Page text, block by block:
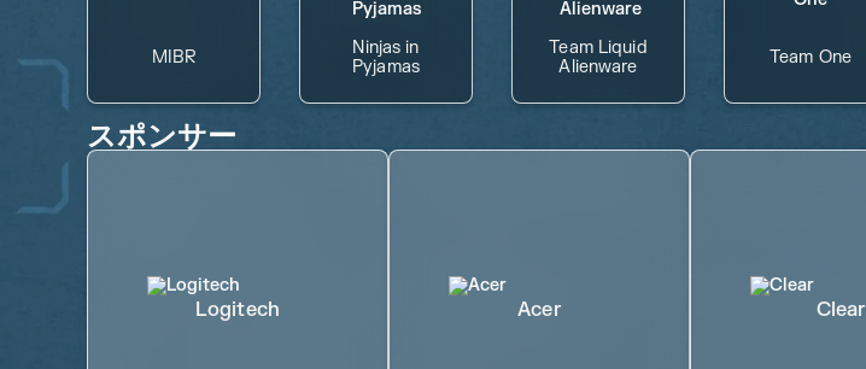
MIBR
Ninjas in
Pyjamas
Team Liquid
Alienware
Team One
スポンサー
Logitech Acer Clear